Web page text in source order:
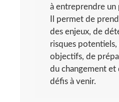
à entreprendre un
Il permet de
des enjeux, de
risques potentiels,
objectifs, de
du changement et
défis à venir.